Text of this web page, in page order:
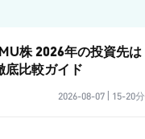
株 2026年の投資先は
底比較ガイド
2026-08-07 15-20分